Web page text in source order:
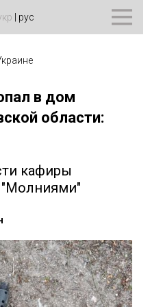
рус
в дом
области:
кафиры
"Молниями"